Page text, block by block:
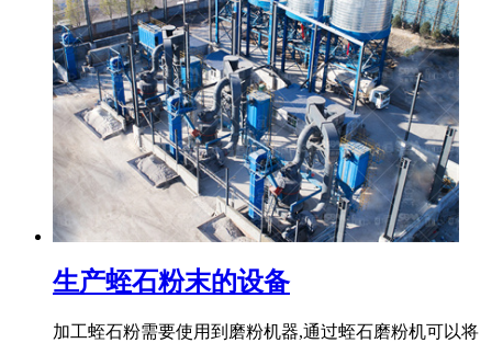
生产蛭石粉末的设备
加工蛭石粉需要使用到磨粉机器,通过蛭石磨粉机可以将